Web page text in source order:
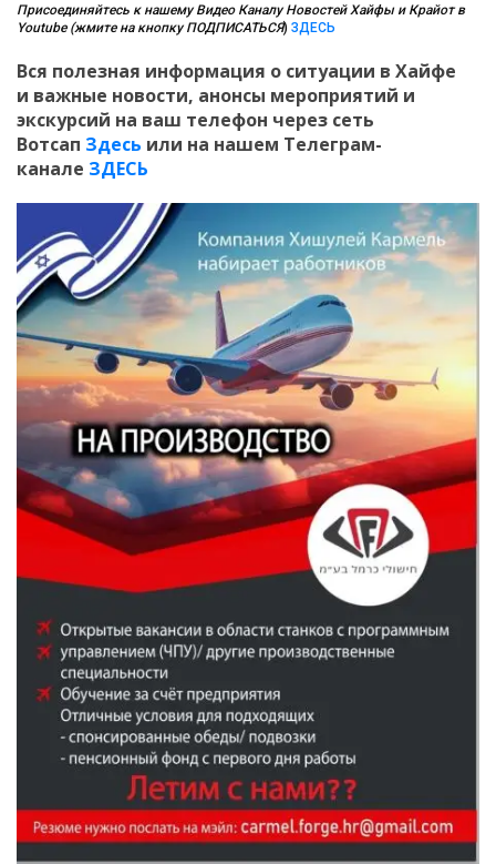
Присоединяйтесь к нашему Видео Каналу Новостей Хайфы и Крайот в
Youtube (жмите на кнопку ПОДПИСАТЬСЯ) ЗДЕСЬ
Вся полезная информация о ситуации в Хайфе
и важные новости, анонсы мероприятий и
экскурсий на ваш телефон через сеть
Вотсап Здесь или на нашем Телеграм-
канале ЗДЕСЬ